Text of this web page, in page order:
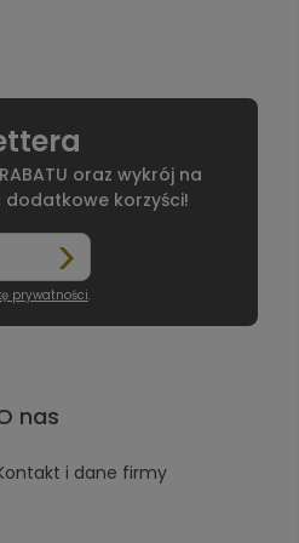
oraz wykrój na
korzyści!
prywatności.
nas
i dane firmy